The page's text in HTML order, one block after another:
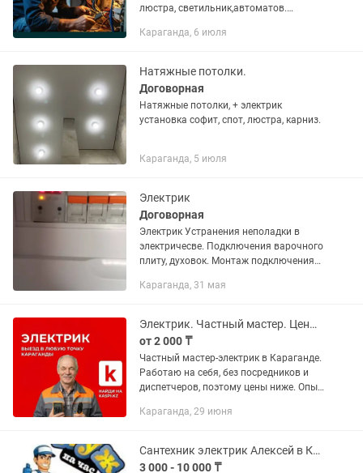
люстра, светильник,автоматов.
квартир, Электро-подключение
Караганда, 6 июля
Натяжные потолки.
Договорная
Натяжные потолки, + электрик
установка софит, спот, люстра, карниз.
Караганда, 5 июля
Электрик
Договорная
Электрик Устранения неполадки в
электричесве. Подключения варочного
плиту, духовок. Монтаж подключения
софиты, споты, скрытные ленточные
Караганда, 31 мая
Электрик. Частный мастер. Цены ниже рыночных. Аварийный выезд.
от 2 000 ₸
Частный мастер-электрик в Караганде.
Работаю на себя, без посредников и
диспетчеров, поэтому цены ниже. Опыт
все районы (Город, Юг, Майкудук,
Караганда, 29 июня
Сантехник электрик Алексей в Караганде недорого!
3 000 - 10 000 ₸